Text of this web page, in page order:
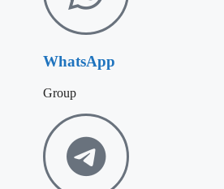
WhatsApp
Group